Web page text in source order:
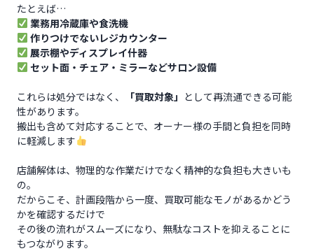
たとえば…
業務用冷蔵庫や食洗機
作りつけでないレジカウンター
展示棚やディスプレイ什器
セット面・チェア・ミラーなどサロン設備
これらは処分ではなく、 「買取対象」 として再流通できる可能
性があります。
搬出も含めて対応することで、オーナー様の手間と負担を同時
に軽減します
店舗解体は、物理的な作業だけでなく精神的な負担も大きいも
の。
だからこそ、計画段階から一度、買取可能なモノがあるかどう
かを確認するだけで
その後の流れがスムーズになり、無駄なコストを抑えることに
もつながります。